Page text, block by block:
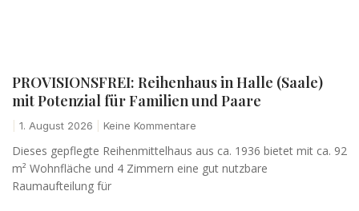
PROVISIONSFREI: Reihenhaus in Halle (Saale)
mit Potenzial für Familien und Paare
1. August 2026 Keine Kommentare
Dieses gepflegte Reihenmittelhaus aus ca. 1936 bietet mit ca. 92
m² Wohnfläche und 4 Zimmern eine gut nutzbare
Raumaufteilung für